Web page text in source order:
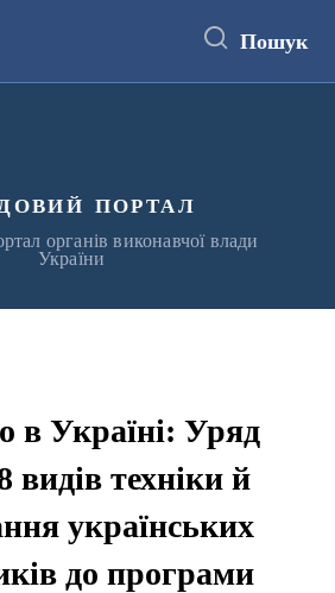
Пошук
портал
органів виконавчої влади
України
в Україні: Уряд
видів техніки й
українських
до програми